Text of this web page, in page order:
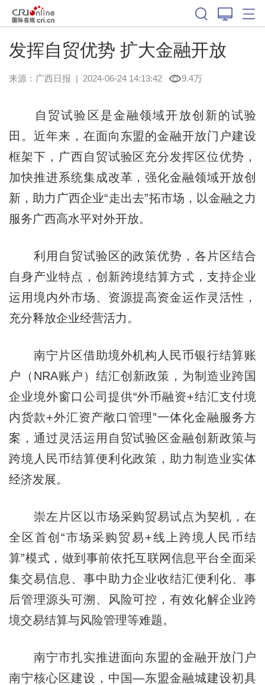
发挥自贸优势 扩大金融开放
来源： 广西日报 | 2024-06-24 14:13:42 9.4万
自贸试验区是金融领域开放创新的试验
田。近年来，在面向东盟的金融开放门户建设
框架下，广西自贸试验区充分发挥区位优势，
加快推进系统集成改革，强化金融领域开放创
新，助力广西企业“走出去”拓市场，以金融之力
服务广西高水平对外开放。
利用自贸试验区的政策优势，各片区结合
自身产业特点，创新跨境结算方式，支持企业
运用境内外市场、资源提高资金运作灵活性，
充分释放企业经营活力。
南宁片区借助境外机构人民币银行结算账
户（NRA账户）结汇创新政策，为制造业跨国
企业境外窗口公司提供“外币融资+结汇支付境
内货款+外汇资产敞口管理”一体化金融服务方
案，通过灵活运用自贸试验区金融创新政策与
跨境人民币结算便利化政策，助力制造业实体
经济发展。
崇左片区以市场采购贸易试点为契机，在
全区首创“市场采购贸易+线上跨境人民币结
算”模式，做到事前依托互联网信息平台全面采
集交易信息、事中助力企业收结汇便利化、事
后管理源头可溯、风险可控，有效化解企业跨
境交易结算与风险管理等难题。
南宁市扎实推进面向东盟的金融开放门户
南宁核心区建设，中国—东盟金融城建设初具